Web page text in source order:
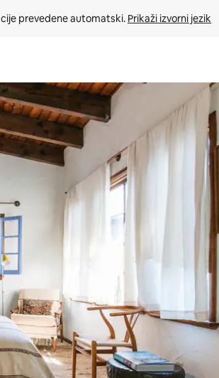
prevedene automatski. Prikaži izvorni jezik
prema gore i prema dolje, kao i dodirom ili